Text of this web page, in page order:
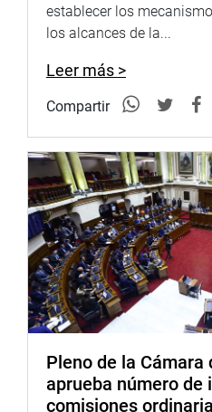
Soundcloud:
establecer los
los alcances de la...
Leer más >
Compartir
Pleno de la Cámara
aprueba número de
comisiones